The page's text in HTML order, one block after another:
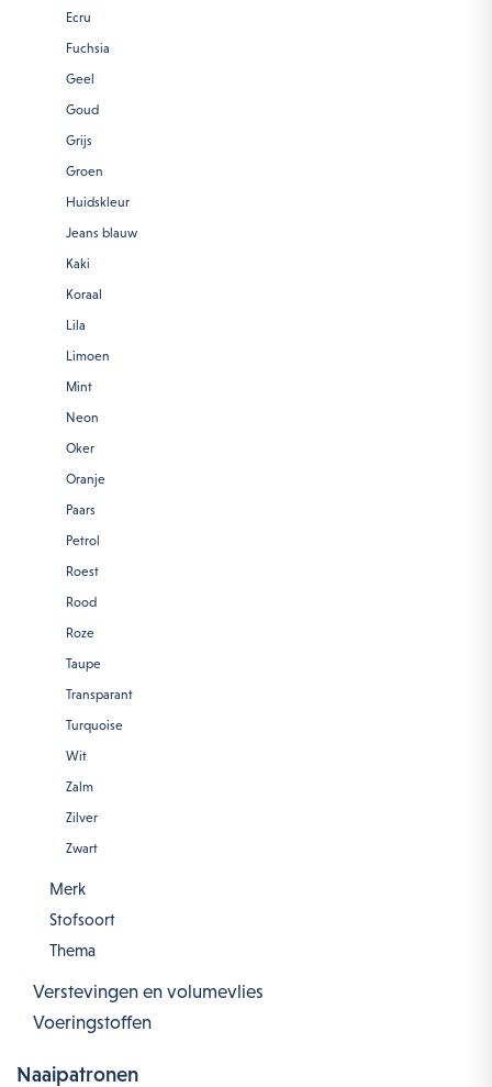
Ecru
Fuchsia
Geel
Goud
Grijs
Groen
Huidskleur
Jeans blauw
Kaki
Koraal
Lila
Limoen
Mint
Neon
Oker
Oranje
Paars
Petrol
Roest
Rood
Roze
Taupe
Transparant
Turquoise
Wit
Zalm
Zilver
Zwart
Merk
Stofsoort
Thema
Verstevingen en volumevlies
Voeringstoffen
Naaipatronen